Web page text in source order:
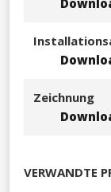
Zeichnung
VERWANDTE